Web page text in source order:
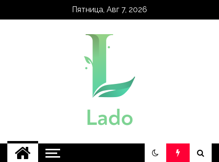
Пятница, Авг 7, 2026
lado.kh.ua